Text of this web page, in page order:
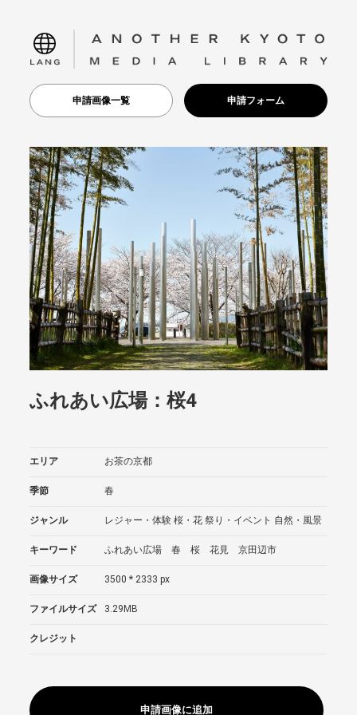
language
申請画像一覧 申請フォーム
ふれあい広場：桜4
エリア お茶の京都
季節 春
ジャンル レジャー・体験 桜・花 祭り・イベント 自然・風景
キーワード ふれあい広場 春 桜 花見 京田辺市
画像サイズ 3500 * 2333 px
ファイルサイズ 3.29MB
クレジット
申請画像に追加